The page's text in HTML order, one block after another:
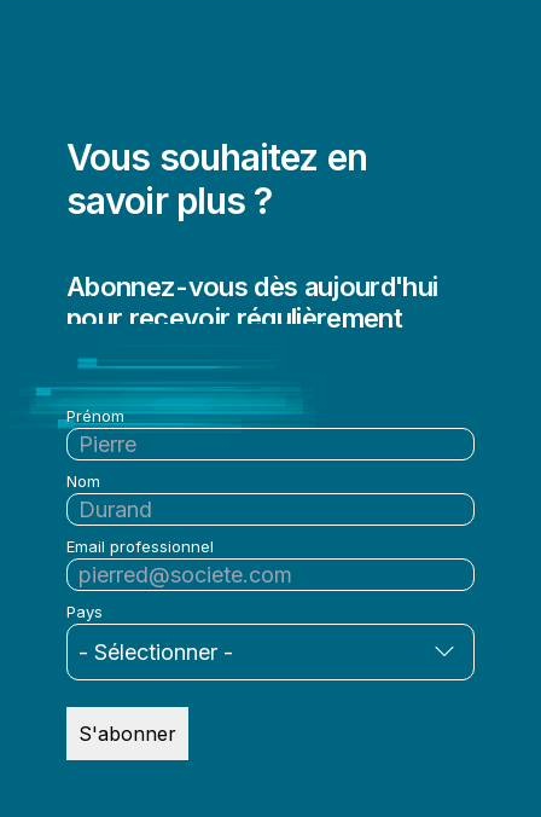
Vous souhaitez en
savoir plus ?
Abonnez-vous dès aujourd'hui
pour recevoir régulièrement
Prénom
Nom
Email professionnel
Pays
S'abonner